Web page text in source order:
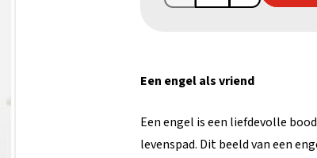
engel
vriend
Een engel als vriend
Een engel is een liefdevolle
levenspad. Dit beeld van een